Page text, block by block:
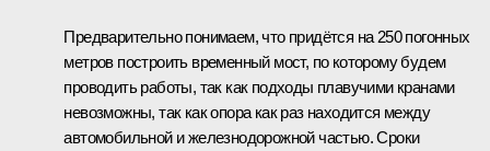
Предварительно понимаем, что придётся на 250 погонных
метров построить временный мост, по которому будем
проводить работы, так как подходы плавучими кранами
невозможны, так как опора как раз находится между
автомобильной и железнодорожной частью. Сроки